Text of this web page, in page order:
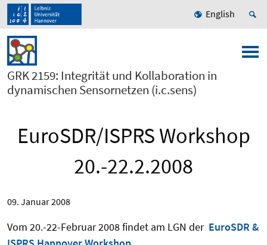
English
GRK 2159: Integrität und Kollaboration in
dynamischen Sensornetzen (i.c.sens)
EuroSDR/ISPRS Workshop
20.-22.2.2008
09. Januar 2008
Vom 20.-22-Februar 2008 findet am LGN derEuroSDR &